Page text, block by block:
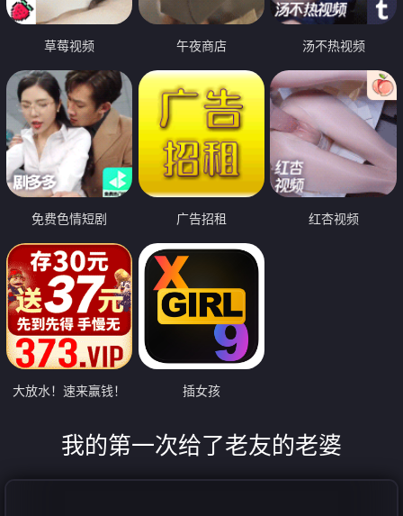
草莓视频 午夜商店 汤不热视频
免费色情短剧 广告招租 红杏视频
大放水！速来赢钱！ 插女孩
我的第一次给了老友的老婆